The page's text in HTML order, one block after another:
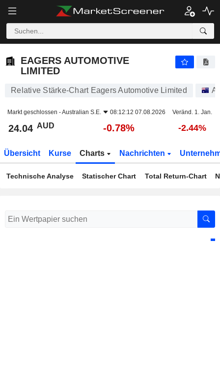
EAGERS AUTOMOTIVE
LIMITED
Relative Stärke-Chart Eagers Automotive Limited
Markt geschlossen -Australian S.E. 08:12:12 07.08.2026 Veränd. 1. Jan.
24.04 AUD -0.78% -2.44%
Übersicht Kurse Charts Nachrichten
Technische Analyse Statischer Chart Total Return-Chart